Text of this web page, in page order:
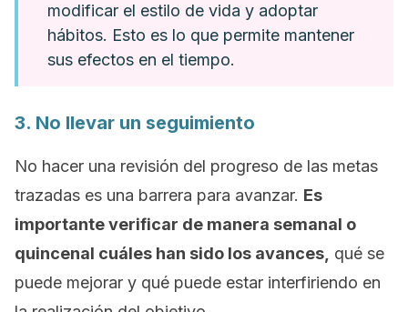
modificar el estilo de vida y adoptar
hábitos. Esto es lo que permite mantener
sus efectos en el tiempo.
3. No llevar un seguimiento
No hacer una revisión del progreso de las metas
trazadas es una barrera para avanzar. Es
importante verificar de manera semanal o
quincenal cuáles han sido los avances, qué se
puede mejorar y qué puede estar interfiriendo en